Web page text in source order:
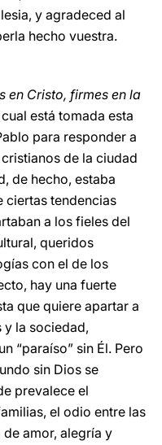
y agradeced al
hecho vuestra.
en Cristo, firmes en la
está tomada esta
para responder a
de la ciudad
de hecho, estaba
ciertas tendencias
a los fieles del
queridos
con el de los
hay una fuerte
que quiere apartar a
y la sociedad,
“paraíso” sin Él. Pero
sin Dios se
prevalece el
el odio entre las
amor, alegría y